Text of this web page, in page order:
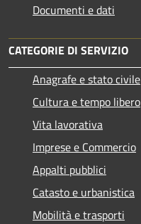
Documenti e dati
CATEGORIE DI SERVIZIO
Anagrafe e stato civile
Cultura e tempo libero
Vita lavorativa
Imprese e Commercio
Appalti pubblici
Catasto e urbanistica
Mobilità e trasporti